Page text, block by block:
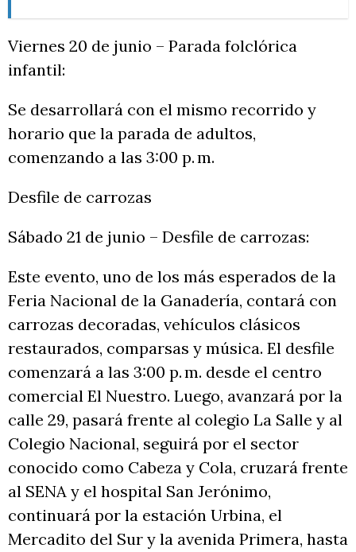
Viernes 20 de junio – Parada folclórica
infantil:
Se desarrollará con el mismo recorrido y
horario que la parada de adultos,
comenzando a las 3:00 p. m.
Desfile de carrozas
Sábado 21 de junio – Desfile de carrozas:
Este evento, uno de los más esperados de la
Feria Nacional de la Ganadería, contará con
carrozas decoradas, vehículos clásicos
restaurados, comparsas y música. El desfile
comenzará a las 3:00 p. m. desde el centro
comercial El Nuestro. Luego, avanzará por la
calle 29, pasará frente al colegio La Salle y al
Colegio Nacional, seguirá por el sector
conocido como Cabeza y Cola, cruzará frente
al SENA y el hospital San Jerónimo,
continuará por la estación Urbina, el
Mercadito del Sur y la avenida Primera, hasta